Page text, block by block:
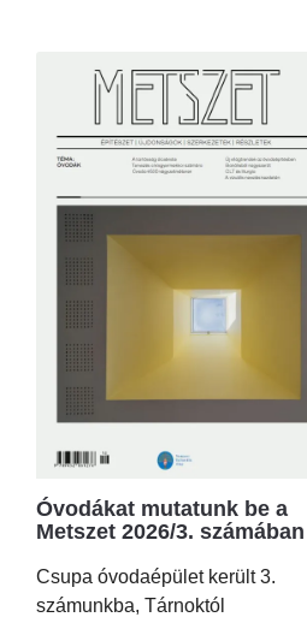
Óvodákat mutatunk be a
Metszet 2026/3. számában
Csupa óvodaépület került 3.
számunkba, Tárnoktól